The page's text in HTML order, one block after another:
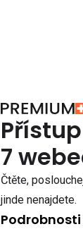
7
Čtěte,
jinde nenajdete.